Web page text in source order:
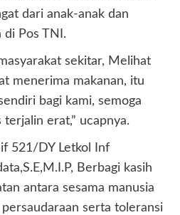
dari anak-anak dan
di Pos TNI.
sekitar, Melihat
menerima makanan, itu
bagi kami, semoga
erat,” ucapnya.
521/DY Letkol Inf
Berbagi kasih
antara sesama manusia
serta toleransi